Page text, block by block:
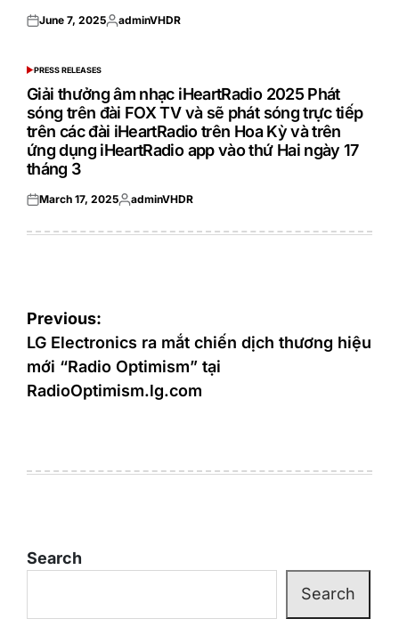
Posted
June 7, 2025Posted
adminVHDR
POSTED
IN
PRESS RELEASES
Giải thưởng âm nhạc iHeartRadio 2025 Phát
sóng trên đài FOX TV và sẽ phát sóng trực tiếp
trên các đài iHeartRadio trên Hoa Kỳ và trên
ứng dụng iHeartRadio app vào thứ Hai ngày 17
tháng 3
Posted
March 17, 2025Posted
adminVHDR
Post
navigation
Previous:
LG Electronics ra mắt chiến dịch thương hiệu
mới “Radio Optimism” tại
RadioOptimism.lg.com
Search
Search